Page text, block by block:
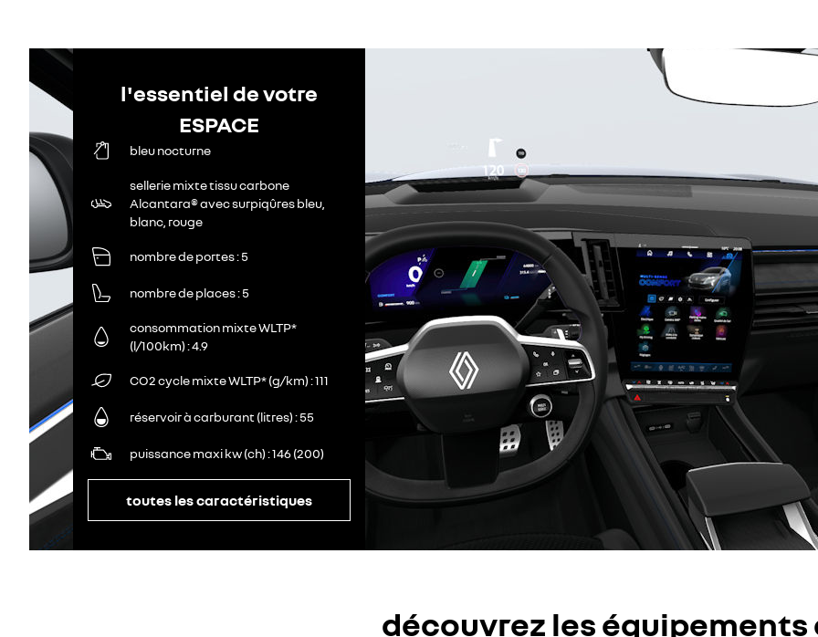
l'essentiel de votre
ESPACE
bleu nocturne
sellerie mixte tissu carbone
Alcantara® avec surpiqûres bleu,
blanc, rouge
nombre de portes 5
nombre de places 5
consommation mixte WLTP*
(l/100km) 4.9
CO2 cycle mixte WLTP* (g/km) 111
réservoir à carburant (litres) 55
puissance maxi kw (ch) 146 (200)
toutes les caractéristiques
découvrez les équipements